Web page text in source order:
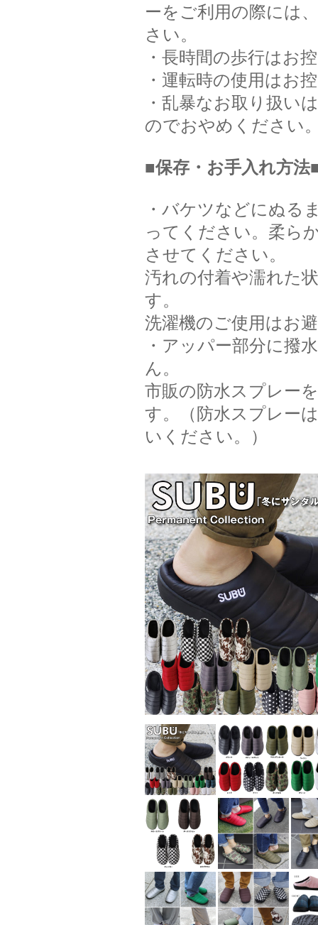
ーをご利用の際には
さい。
・長時間の歩行はお
・運転時の使用はお
・乱暴なお取り扱い
のでおやめください
■保存・お手入れ方法
・バケツなどにぬる
ってください。柔ら
させてください。
汚れの付着や濡れた
す。
洗濯機のご使用はお
・アッパー部分に撥
ん。
市販の防水スプレー
す。（防水スプレー
いください。）